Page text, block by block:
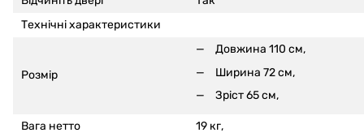
Технічні характеристики
Розмір
Довжина 110 см,
Ширина 72 см,
Зріст 65 см,
Вага нетто
19 кг,